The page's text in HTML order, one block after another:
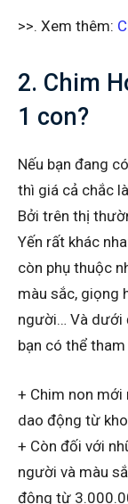
>>. Xem thêm:
2. Chim
1 con?
Nếu bạn đang
thì giá cả chắc
Bởi trên thị
Yến rất khác
còn phụ thuộc
màu sắc, giọng
người… Và dưới
bạn có thể
+ Chim non
dao động từ
+ Còn đối với
người và màu
động từ